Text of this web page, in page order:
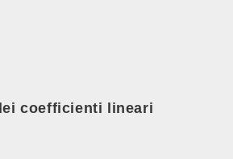
coefficienti lineari